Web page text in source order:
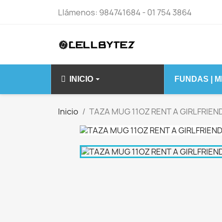
Llámenos: 984741684 - 01 754 3864
INICIO
IPHONE 14
IPHONE 14 PRO
FUNDAS |
Inicio TAZA MUG 11OZ RENT A